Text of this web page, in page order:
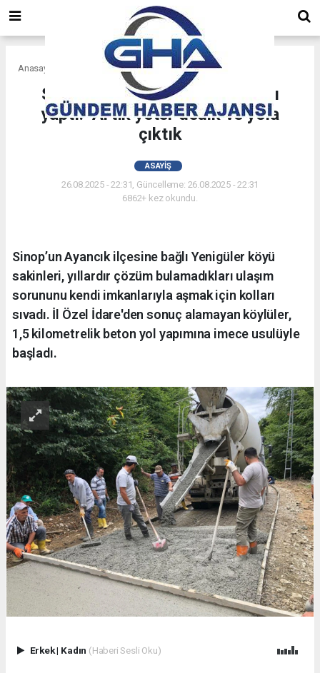
Anasayfa
Sinop’ta köylüler kendi yollarını
yaptı: "Artık yeter dedik ve yola
çıktık
ASAYIŞ
26.08.2025 - 22:31, Güncelleme: 26.08.2025 - 22:31
6862+ kez okundu.
Sinop’un Ayancık ilçesine bağlı Yenigüler köyü
sakinleri, yıllardır çözüm bulamadıkları ulaşım
sorununu kendi imkanlarıyla aşmak için kolları
sıvadı. İl Özel İdare'den sonuç alamayan köylüler,
1,5 kilometrelik beton yol yapımına imece usulüyle
başladı.
Erkek| Kadın (Haberi Sesli Oku)